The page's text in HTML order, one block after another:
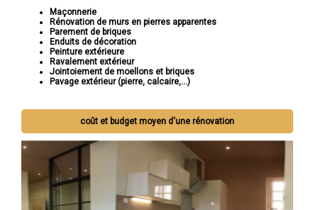
Maçonnerie
Rénovation de murs en pierres apparentes
Parement de briques
Enduits de décoration
Peinture extérieure
Ravalement extérieur
Jointoiement de moellons et briques
Pavage extérieur (pierre, calcaire,...)
coût et budget moyen d'une rénovation